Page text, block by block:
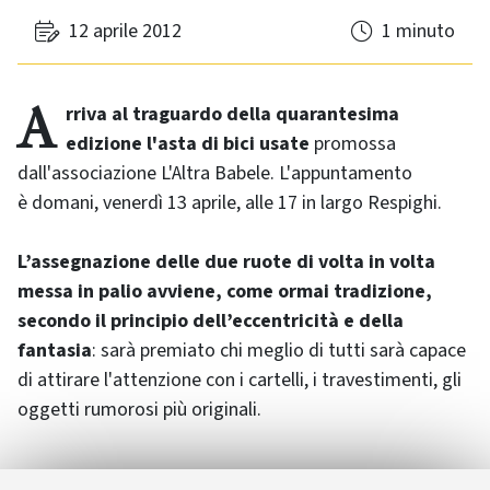
12 aprile 2012 1 minuto
Arriva al traguardo della quarantesima edizione l'asta di bici usate promossa
dall'associazione L'Altra Babele. L'appuntamento
è domani, venerdì 13 aprile, alle 17 in largo Respighi.
L’assegnazione delle due ruote di volta in volta
messa in palio avviene, come ormai tradizione,
secondo il principio dell’eccentricità e della
fantasia: sarà premiato chi meglio di tutti sarà capace
di attirare l'attenzione con i cartelli, i travestimenti, gli
oggetti rumorosi più originali.